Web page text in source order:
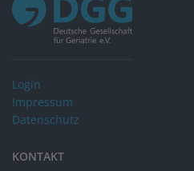
Login
Impressum
Datenschutz
KONTAKT